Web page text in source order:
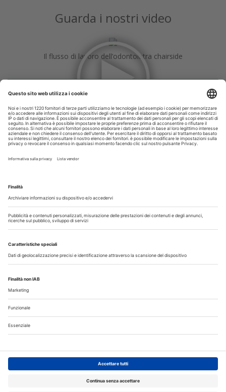
Guarda i nostri video
Il flusso di lavoro dell’odontoiatra chairside
Odontoiatria33
Copyright © 2026 - All Rights Reserved
Autori
Contattaci
Note legali